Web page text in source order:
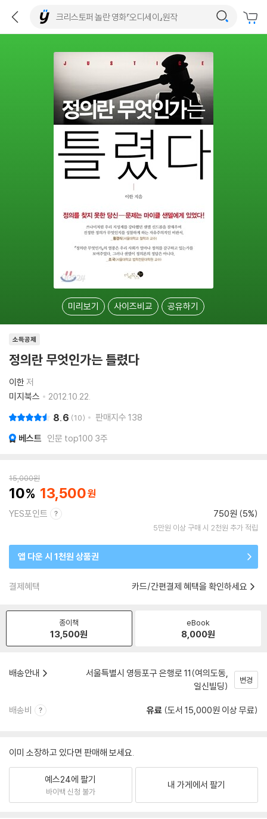
미리보기 사이즈비교 공유하기
소득공제
정의란 무엇인가는 틀렸다
이한 저
미지북스
2012.10.22.
8.6 10 판매지수 138
베스트 인문 top100 3주
15,000원
10 13,500
YES포인트 750원 (5%)
5만원 이상 구매 시 2천원 추가 적립
앱 다운 시 1천원 상품권
결제혜택 카드/간편결제 혜택을 확인하세요
종이책
13,500원
eBook
8,000원
배송안내
서울특별시 영등포구 은행로 11(여의도동,
일신빌딩)
변경
배송비 유료 (도서 15,000원 이상 무료)
이미 소장하고 있다면 판매해 보세요.
예스24에 팔기
바이백 신청 불가
내 가게에서 팔기